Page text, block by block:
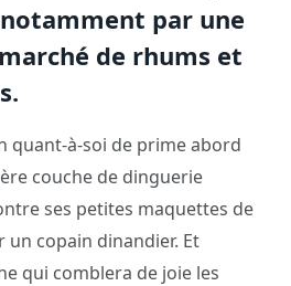
par une
de rhums et
quant-à-soi de prime abord
couche de dinguerie
ses petites maquettes de
copain dinandier. Et
qui comblera de joie les